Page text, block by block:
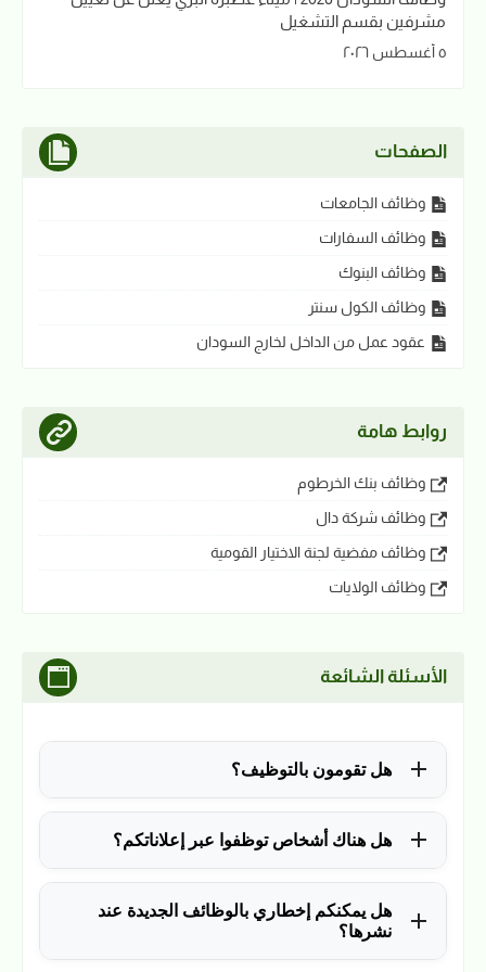
مشرفين بقسم التشغيل
٥ أغسطس ٢٠٢٦
الصفحات
وظائف الجامعات
وظائف السفارات
وظائف البنوك
وظائف الكول سنتر
عقود عمل من الداخل لخارج السودان
روابط هامة
وظائف بنك الخرطوم
وظائف شركة دال
وظائف مفضية لجنة الاختيار القومية
وظائف الولايات
الأسئلة الشائعة
هل تقومون بالتوظيف؟
للأسف لا، في الوقت الحالي نقوم فقط بنشر الوظائف
المتاحة.هل هناك أشخاص توظفوا عبر إعلاناتكم؟
نعم ولله الحمد، منذ التأسيس في 2018 نشرنا آلاف
الوظائف، وكانت سببًا في توظيف آلاف من المتابعين.
هل يمكنكم إخطاري بالوظائف الجديدة عند
نشرها؟